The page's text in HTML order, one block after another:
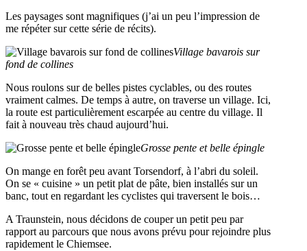
Les paysages sont magnifiques (j’ai un peu l’impression de
me répéter sur cette série de récits).
Village bavarois sur
fond de collines
Nous roulons sur de belles pistes cyclables, ou des routes
vraiment calmes. De temps à autre, on traverse un village. Ici,
la route est particulièrement escarpée au centre du village. Il
fait à nouveau très chaud aujourd’hui.
Grosse pente et belle épingle
On mange en forêt peu avant Torsendorf, à l’abri du soleil.
On se « cuisine » un petit plat de pâte, bien installés sur un
banc, tout en regardant les cyclistes qui traversent le bois…
A Traunstein, nous décidons de couper un petit peu par
rapport au parcours que nous avons prévu pour rejoindre plus
rapidement le Chiemsee.